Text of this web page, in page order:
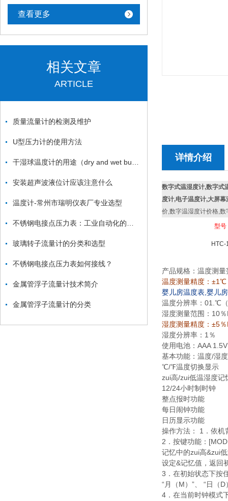
查看更多
相关文章
ARTICLE
质量流量计的检测及维护
U型压力计的使用方法
安装超声波液位计应该注意什么
温度计-常州市瑞明仪表厂专业选型
玻璃转子流量计的分类和选型
不锈钢电接点压力表如何接线？
金属管浮子流量计技术简介
金属管浮子流量计的分类
详情介绍
数字式温湿度计,数字式
度计,电子温度计,大屏
价,数字温湿度计价格,
型号
HTC-
产品规格：温度测量
温度测量精度：
婴儿房温度表,婴儿
温度分辨率： 01.℃
湿度测量范围： 10
湿度测量精度：±5
湿度分辨率： 1％
使用电池： AAA 1.5V
基本功能：温度/湿
℃/℉温度切换显示
zui高/zui低温湿度记
12/24小时制时钟
整点报时功能
每日闹钟功能
日历显示功能
操作方法：
1．依机
2．按键功能：
记忆中的zui高&zui
设定&记忆值，返回
3．在初始状态下按
“月（M）”、 “日（D
4．在当前时钟模式